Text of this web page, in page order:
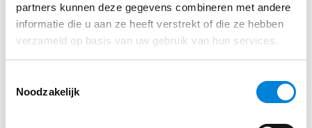
partners kunnen deze gegevens combineren met andere
informatie die u aan ze heeft verstrekt of die ze hebben
verzameld op basis van uw gebruik van hun services.
Noodzakelijk
cursusruimten en eventuele voortgang van
cursisten.
Profiel
Vanwege de praktische inslag van de functie zoeken
we bij voorkeur iemand uit de praktijk. Dat je je
eigen vakbekwaamheid met enthousiasme kunt
Solliciteren